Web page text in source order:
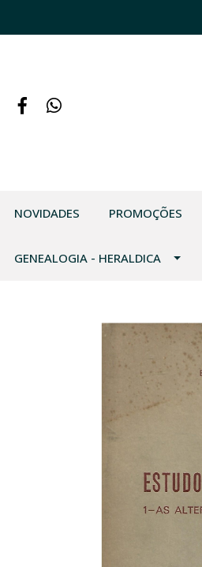
NOVIDADES PROMOÇÕES
GENEALOGIA - HERALDICA